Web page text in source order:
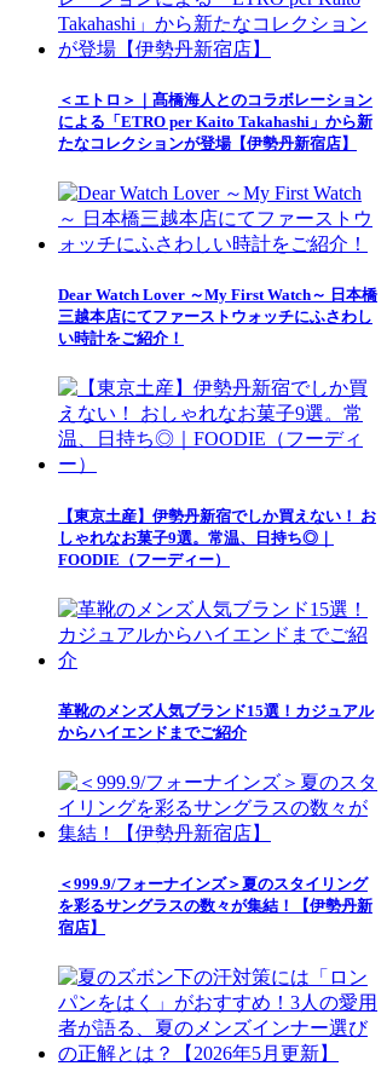
＜エトロ＞｜髙橋海人とのコラボレーション
による「ETRO per Kaito Takahashi」から新
たなコレクションが登場【伊勢丹新宿店】
Dear Watch Lover ～My First Watch～ 日本橋
三越本店にてファーストウォッチにふさわし
い時計をご紹介！
【東京土産】伊勢丹新宿でしか買えない！ お
しゃれなお菓子9選。常温、日持ち◎｜
FOODIE（フーディー）
革靴のメンズ人気ブランド15選！カジュアル
からハイエンドまでご紹介
＜999.9/フォーナインズ＞夏のスタイリング
を彩るサングラスの数々が集結！【伊勢丹新
宿店】